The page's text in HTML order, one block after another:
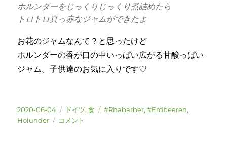
ホルンダーをじっくりじっくり煮詰めたら
トロトロ真っ赤なジャムができたよ
お花のジャムなんて？と思ったけど
ホルンダーの香が口の中いっぱい広がる甘酸っぱい
ジャム。子供達のお気に入りです♡
投
稿
2020-06-04
カ
テ
ドイツ,食
タ
#Rhabarber,#Erdbeeren,
Holunder
ド
コメント